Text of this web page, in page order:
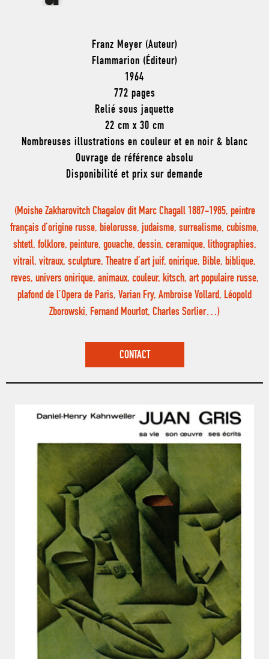
Franz Meyer (Auteur)
Flammarion (Éditeur)
1964
772 pages
Relié sous jaquette
22 cm x 30 cm
Nombreuses illustrations en couleur et en noir & blanc
Ouvrage de référence absolu
Disponibilité et prix sur demande
(Moishe Zakharovitch Chagalov dit Marc Chagall 1887-1985, peintre
français d’origine russe, bielorusse, judaisme, surrealisme, cubisme,
shtetl, folklore, peinture, gouache, dessin, ceramique, lithographies,
vitrail, vitraux, sculpture, Theatre d’art juif, onirique, Bible, biblique,
reves, univers onirique, animaux, couleur, kitsch, art populaire russe,
plafond de l’Opera de Paris, Varian Fry, Ambroise Vollard, Léopold
Zborowski, Fernand Mourlot, Charles Sorlier…)
CONTACT